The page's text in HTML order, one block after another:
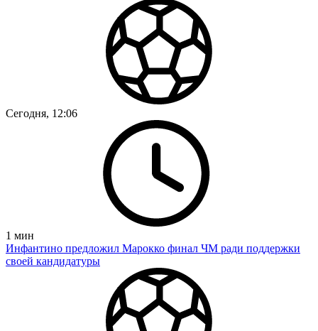
Сегодня, 12:06
1 мин
Инфантино предложил Марокко финал ЧМ ради поддержки
своей кандидатуры